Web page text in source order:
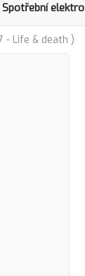
Spotřební elektro
- Life & death )